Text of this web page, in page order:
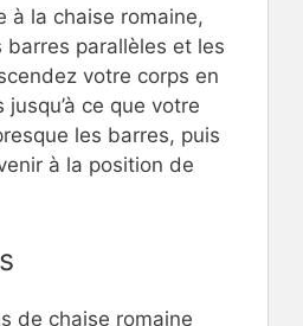
à la chaise romaine,
barres parallèles et les
votre corps en
ce que votre
les barres, puis
à la position de
de chaise romaine